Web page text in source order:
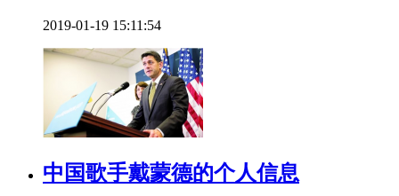
2019-01-19 15:11:54
中国歌手戴蒙德的个人信息